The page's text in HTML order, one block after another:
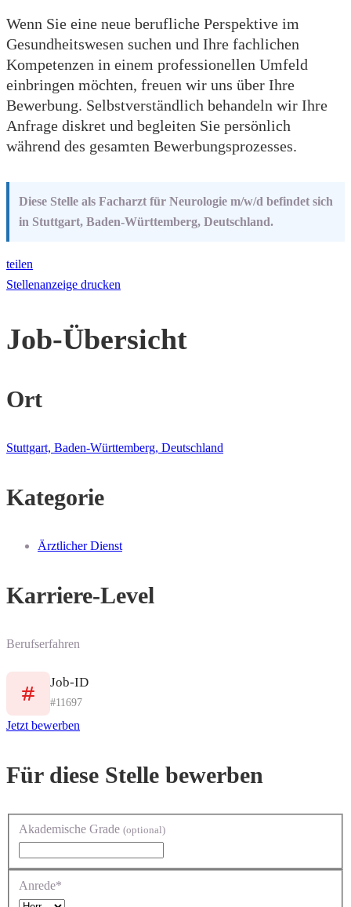
Wenn Sie eine neue berufliche Perspektive im
Gesundheitswesen suchen und Ihre fachlichen
Kompetenzen in einem professionellen Umfeld
einbringen möchten, freuen wir uns über Ihre
Bewerbung. Selbstverständlich behandeln wir Ihre
Anfrage diskret und begleiten Sie persönlich
während des gesamten Bewerbungsprozesses.
Diese Stelle als Facharzt für Neurologie m/w/d befindet sich
in Stuttgart, Baden-Württemberg, Deutschland.
teilen
Stellenanzeige drucken
Job-Übersicht
Ort
Stuttgart, Baden-Württemberg, Deutschland
Kategorie
Ärztlicher Dienst
Karriere-Level
Berufserfahren
Job-ID
#11697
Jetzt bewerben
Für diese Stelle bewerben
Akademische Grade (optional)
Anrede*